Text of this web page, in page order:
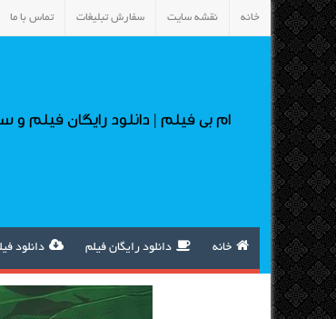
خانه نقشه سایت سفارش تبلیغات تماس با ما
ام بی فیلم | دانلود رایگان فیلم و
خانه دانلود رایگان فیلم دانلود